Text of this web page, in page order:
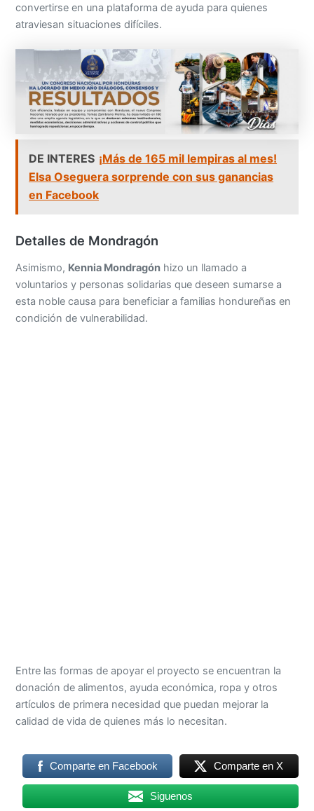
convertirse en una plataforma de ayuda para quienes
atraviesan situaciones difíciles.
DE INTERES ¡Más de 165 mil lempiras al mes!
Elsa Oseguera sorprende con sus ganancias
en Facebook
Detalles de Mondragón
Asimismo, Kennia Mondragón hizo un llamado a
voluntarios y personas solidarias que deseen sumarse a
esta noble causa para beneficiar a familias hondureñas en
condición de vulnerabilidad.
Entre las formas de apoyar el proyecto se encuentran la
donación de alimentos, ayuda económica, ropa y otros
artículos de primera necesidad que puedan mejorar la
calidad de vida de quienes más lo necesitan.
Comparte en Facebook Comparte en X
Siguenos